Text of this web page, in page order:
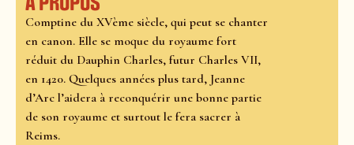
Comptine du XVème siècle, qui peut se chanter
en canon. Elle se moque du royaume fort
réduit du Dauphin Charles, futur Charles VII,
en 1420. Quelques années plus tard, Jeanne
d’Arc l’aidera à reconquérir une bonne partie
de son royaume et surtout le fera sacrer à
Reims.